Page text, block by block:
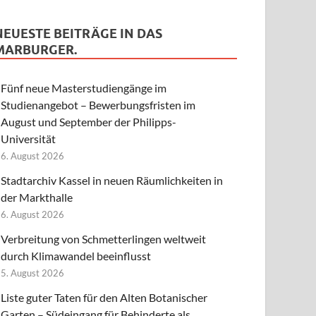
BEITRÄGE IN DAS
Fünf neue Masterstudiengänge im
Studienangebot – Bewerbungsfristen im
August und September der Philipps-
Universität
6. August 2026
Stadtarchiv Kassel in neuen Räumlichkeiten in
der Markthalle
6. August 2026
Verbreitung von Schmetterlingen weltweit
durch Klimawandel beeinflusst
5. August 2026
Liste guter Taten für den Alten Botanischer